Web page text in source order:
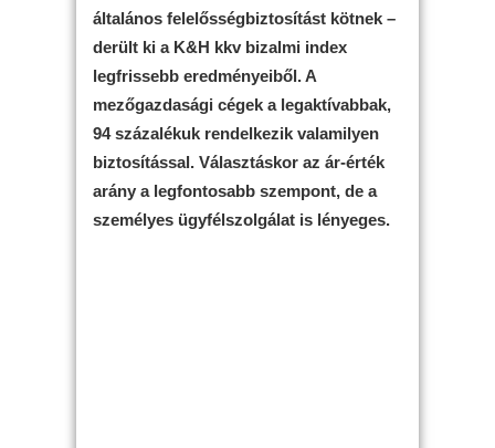
általános felelősségbiztosítást kötnek –
derült ki a K&H kkv bizalmi index
legfrissebb eredményeiből. A
mezőgazdasági cégek a legaktívabbak,
94 százalékuk rendelkezik valamilyen
biztosítással. Választáskor az ár-érték
arány a legfontosabb szempont, de a
személyes ügyfélszolgálat is lényeges.